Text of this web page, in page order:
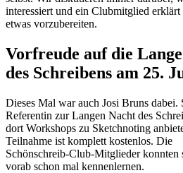
interessiert und ein Clubmitglied erklärt
etwas vorzubereiten.
Vorfreude auf die
des Schreibens am 25.
Dieses Mal war auch Josi Bruns dabei.
Referentin zur Langen Nacht des
dort Workshops zu Sketchnoting
Teilnahme ist komplett kostenlos. Die
Schönschreib-Club-Mitglieder konnten
vorab schon mal kennenlernen.